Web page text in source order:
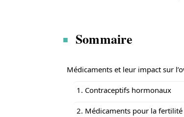
Sommaire
Médicaments et leur impact sur
1. Contraceptifs hormonaux
2. Médicaments pour la fertilité